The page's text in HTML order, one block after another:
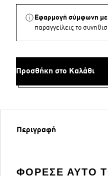
Εφαρμογή σύμφωνη με
παραγγείλεις το
Προσθήκη στο Καλάθι
Περιγραφή
ΦΌΡΕΣΕ ΑΥΤΌ ΤΟ